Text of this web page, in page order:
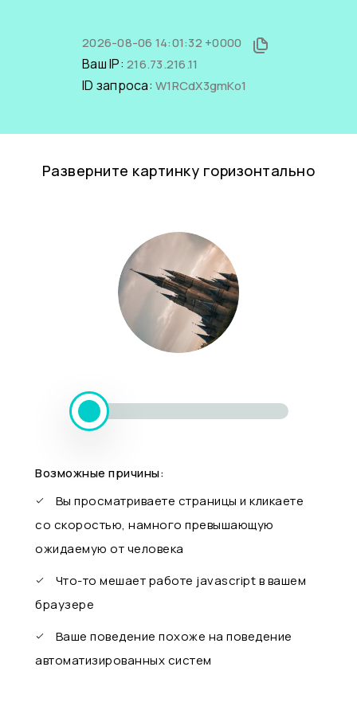
2026-08-06 14:01:32 +0000
Ваш IP: 216.73.216.11
ID запроса: W1RCdX3gmKo1
Разверните картинку горизонтально
Возможные причины:
Вы просматриваете страницы и кликаете
со скоростью, намного превышающую
ожидаемую от человека
Что-то мешает работе javascript в вашем
браузере
Ваше поведение похоже на поведение
автоматизированных систем